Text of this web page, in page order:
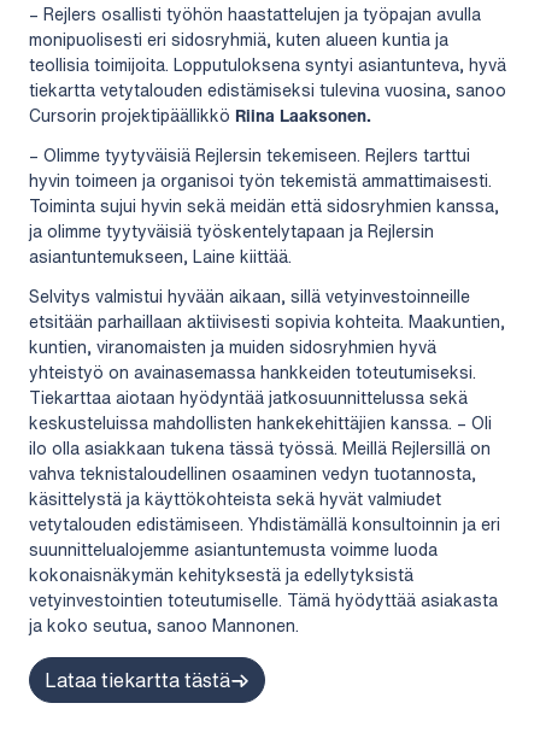
– Rejlers osallisti työhön haastattelujen ja työpajan avulla
monipuolisesti eri sidosryhmiä, kuten alueen kuntia ja
teollisia toimijoita. Lopputuloksena syntyi asiantunteva, hyvä
tiekartta vetytalouden edistämiseksi tulevina vuosina, sanoo
Cursorin projektipäällikkö Riina Laaksonen.
– Olimme tyytyväisiä Rejlersin tekemiseen. Rejlers tarttui
hyvin toimeen ja organisoi työn tekemistä ammattimaisesti.
Toiminta sujui hyvin sekä meidän että sidosryhmien kanssa,
ja olimme tyytyväisiä työskentelytapaan ja Rejlersin
asiantuntemukseen, Laine kiittää.
Selvitys valmistui hyvään aikaan, sillä vetyinvestoinneille
etsitään parhaillaan aktiivisesti sopivia kohteita. Maakuntien,
kuntien, viranomaisten ja muiden sidosryhmien hyvä
yhteistyö on avainasemassa hankkeiden toteutumiseksi.
Tiekarttaa aiotaan hyödyntää jatkosuunnittelussa sekä
keskusteluissa mahdollisten hankekehittäjien kanssa. – Oli
ilo olla asiakkaan tukena tässä työssä. Meillä Rejlersillä on
vahva teknistaloudellinen osaaminen vedyn tuotannosta,
käsittelystä ja käyttökohteista sekä hyvät valmiudet
vetytalouden edistämiseen. Yhdistämällä konsultoinnin ja eri
suunnittelualojemme asiantuntemusta voimme luoda
kokonaisnäkymän kehityksestä ja edellytyksistä
vetyinvestointien toteutumiselle. Tämä hyödyttää asiakasta
ja koko seutua, sanoo Mannonen.
Lataa tiekartta tästä